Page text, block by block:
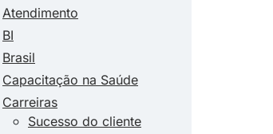
Atendimento
BI
Brasil
Capacitação na Saúde
Carreiras
Sucesso do cliente